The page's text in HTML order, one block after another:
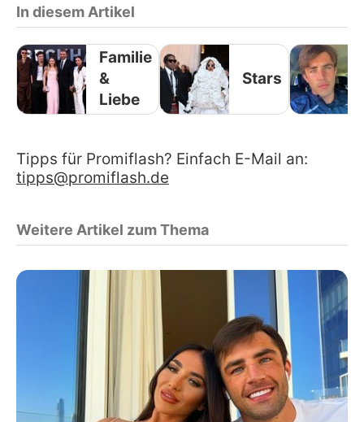
In diesem Artikel
Familie
&
Liebe
Stars
Tipps für Promiflash? Einfach E-Mail an:
tipps@promiflash.de
Weitere Artikel zum Thema